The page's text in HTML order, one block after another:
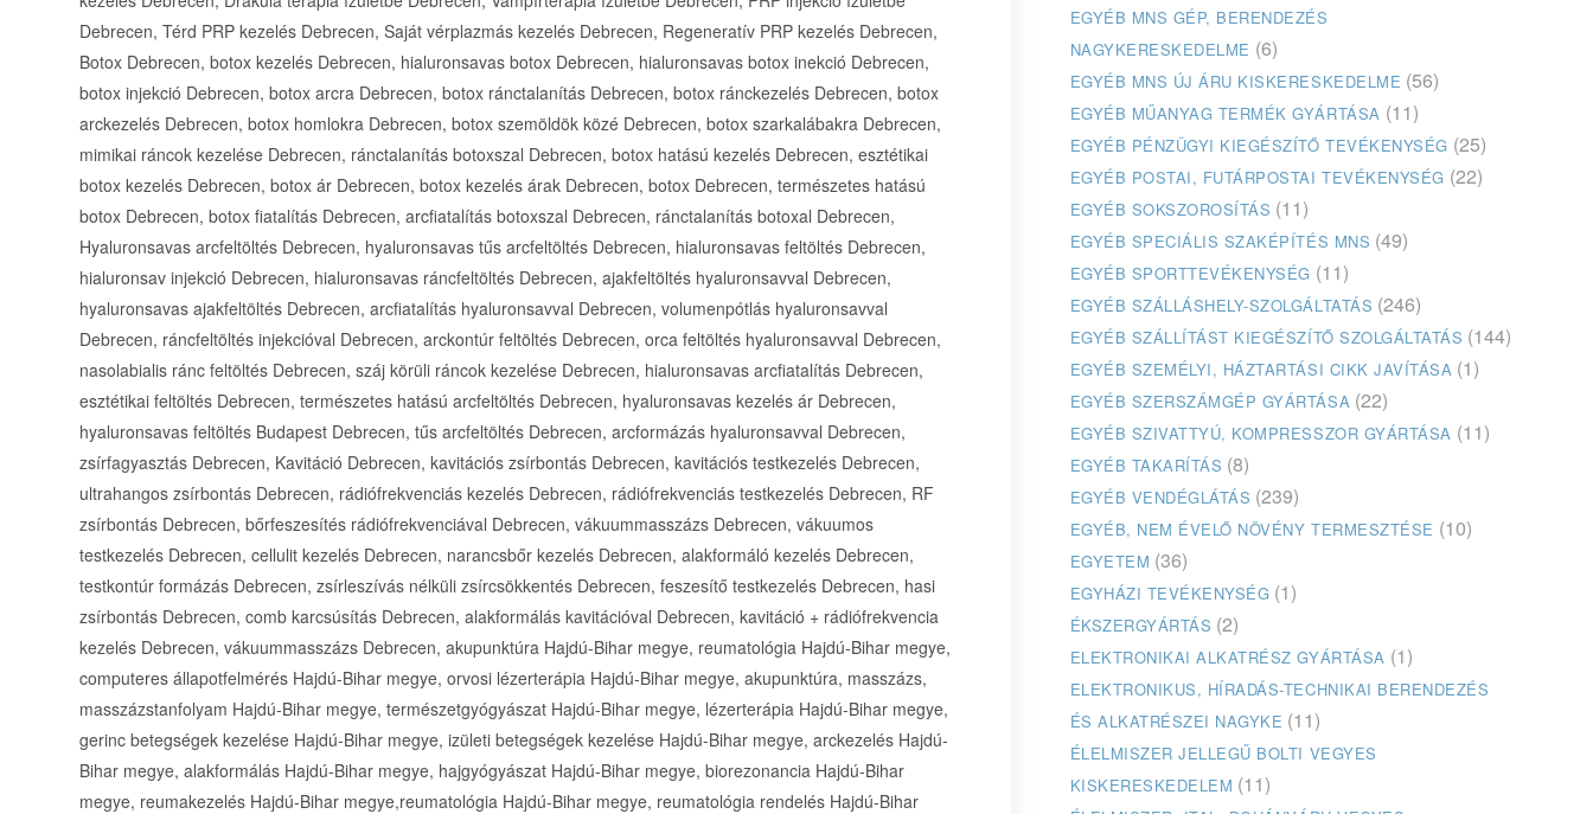
EGYÉB MNS GÉP, BERENDEZÉS
NAGYKERESKEDELME (6)
EGYÉB MNS ÚJ ÁRU KISKERESKEDELME (56)
EGYÉB MŰANYAG TERMÉK GYÁRTÁSA (11)
EGYÉB PÉNZÜGYI KIEGÉSZÍTŐ TEVÉKENYSÉG (25)
EGYÉB POSTAI, FUTÁRPOSTAI TEVÉKENYSÉG (22)
EGYÉB SOKSZOROSÍTÁS (11)
EGYÉB SPECIÁLIS SZAKÉPÍTÉS MNS (49)
EGYÉB SPORTTEVÉKENYSÉG (11)
EGYÉB SZÁLLÁSHELY-SZOLGÁLTATÁS (246)
EGYÉB SZÁLLÍTÁST KIEGÉSZÍTŐ SZOLGÁLTATÁS (144)
EGYÉB SZEMÉLYI, HÁZTARTÁSI CIKK JAVÍTÁSA (1)
EGYÉB SZERSZÁMGÉP GYÁRTÁSA (22)
EGYÉB SZIVATTYÚ, KOMPRESSZOR GYÁRTÁSA (11)
EGYÉB TAKARÍTÁS (8)
EGYÉB VENDÉGLÁTÁS (239)
EGYÉB, NEM ÉVELŐ NÖVÉNY TERMESZTÉSE (10)
EGYETEM (36)
EGYHÁZI TEVÉKENYSÉG (1)
ÉKSZERGYÁRTÁS (2)
ELEKTRONIKAI ALKATRÉSZ GYÁRTÁSA (1)
ELEKTRONIKUS, HÍRADÁS-TECHNIKAI BERENDEZÉS
ÉS ALKATRÉSZEI NAGYKE (11)
ÉLELMISZER JELLEGŰ BOLTI VEGYES
KISKERESKEDELEM (11)